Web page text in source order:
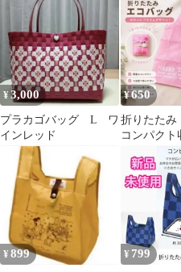
ンフリーゼ
品未開封
¥3,000
プラカゴバッグ L ワ
インレッド
¥650
折りたたみ
コンパクト
い ブタ柄
バッグ
¥ 899 ¥ 799